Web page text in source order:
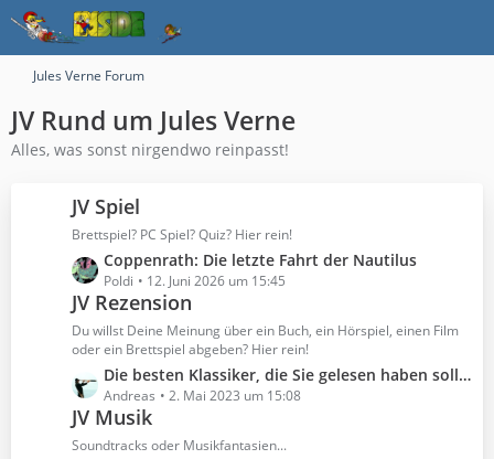
Jules Verne Forum
JV Rund um Jules Verne
Alles, was sonst nirgendwo reinpasst!
JV Spiel
Brettspiel? PC Spiel? Quiz? Hier rein!
L
e
z
t
B
e
i
Coppenrath: Die letzte Fahrt der Nautilus
Poldi 12. Juni 2026 um 15:45
JV Rezension
Du willst Deine Meinung über ein Buch, ein Hörspiel, einen Film
oder ein Brettspiel abgeben? Hier rein!
L
e
z
Die besten Klassiker, die Sie gelesen haben sollten
Andreas 2. Mai 2023 um 15:08
JV Musik
Soundtracks oder Musikfantasien...